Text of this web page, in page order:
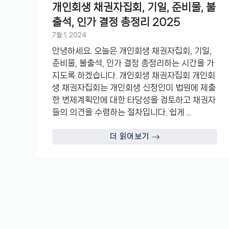
개인회생 채권자집회, 기일, 준비물, 불
출석, 인가 결정 총정리 2025
7월 1, 2024
안녕하세요. 오늘은 개인회생 채권자집회, 기일,
준비물, 불출석, 인가 결정 총정리하는 시간을 가
지도록 하겠습니다. 개인회생 채권자집회 개인회
생 채권자집회는 개인회생 신청인이 법원에 제출
한 변제계획안에 대한 타당성을 검토하고 채권자
들의 의견을 수렴하는 절차입니다. 쉽게 ...
더 읽어보기